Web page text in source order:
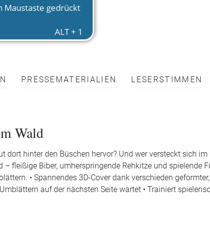
PRESSEMATERIALIEN LESERSTIMMEN
Wald
dort hinter den Büschen hervor? Und wer versteckt sich
– fleißige Biber, umherspringende Rehkitze und spielende
• Spannendes 3D-Cover dank verschieden
auf der nächsten Seite wartet • Trainiert